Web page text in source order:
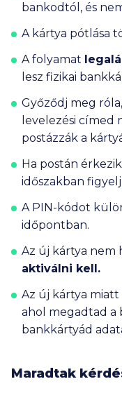
bankodtól, és
A kártya pótlása
A folyamat
lesz fizikai
Győződj meg
levelezési címed
postázzák a
Ha postán
időszakban
A PIN-kódot
időpontban.
Az új kártya nem
aktiválni kell.
Az új kártya
ahol megadtad a
bankkártyád
Maradtak